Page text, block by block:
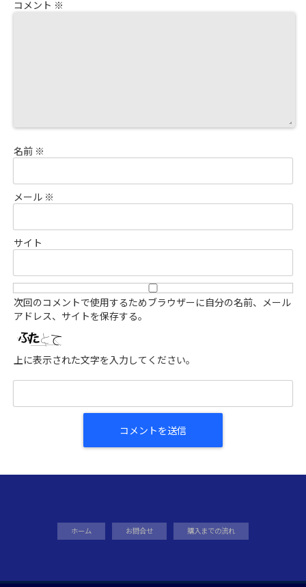
コメント ※
名前 ※
メール ※
サイト
次回のコメントで使用するためブラウザーに自分の名前、メール
アドレス、サイトを保存する。
上に表示された文字を入力してください。
ホーム お問合せ 購入までの流れ